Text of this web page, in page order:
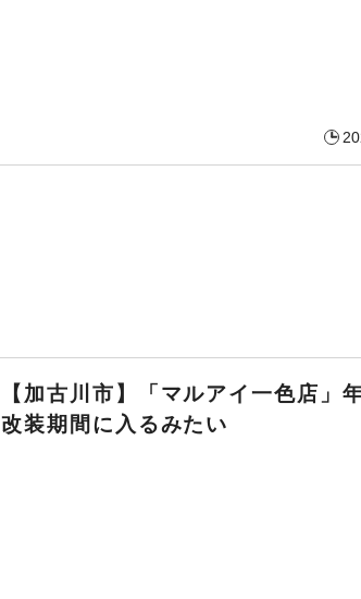
【加古川市】「マルアイ一色店」
改装期間に入るみたい